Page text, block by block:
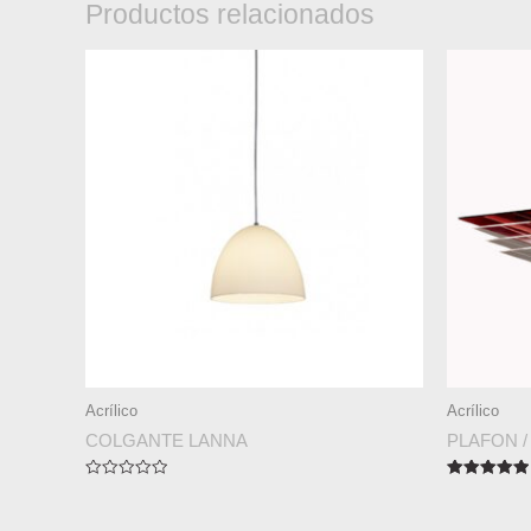
Productos relacionados
Acrílico
COLGANTE LANNA
Acrílico
PLAFON